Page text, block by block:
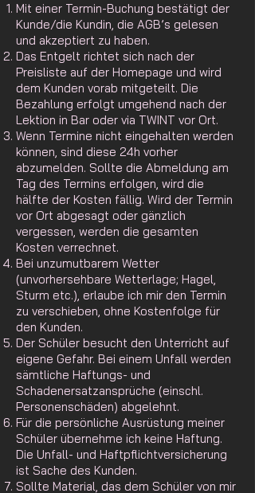
Mit einer Termin-Buchung bestätigt der
Kunde/die Kundin, die AGB’s gelesen
und akzeptiert zu haben.
Das Entgelt richtet sich nach der
Preisliste auf der Homepage und wird
dem Kunden vorab mitgeteilt. Die
Bezahlung erfolgt umgehend nach der
Lektion in Bar oder via TWINT vor Ort.
Wenn Termine nicht eingehalten werden
können, sind diese 24h vorher
abzumelden. Sollte die Abmeldung am
Tag des Termins erfolgen, wird die
hälfte der Kosten fällig. Wird der Termin
vor Ort abgesagt oder gänzlich
vergessen, werden die gesamten
Kosten verrechnet.
Bei unzumutbarem Wetter
(unvorhersehbare Wetterlage; Hagel,
Sturm etc.), erlaube ich mir den Termin
zu verschieben, ​ohne Kostenfolge für
den Kunden.
Der Schüler besucht den Unterricht auf
eigene Gefahr. Bei einem Unfall werden
sämtliche Haftungs- und
Schadenersatzansprüche (einschl.
Personenschäden) abgelehnt.
Für die persönliche Ausrüstung meiner
Schüler übernehme ich keine Haftung.
Die Unfall- und Haftpflichtversicherung
ist Sache des Kunden.
Sollte Material, das dem Schüler von mir